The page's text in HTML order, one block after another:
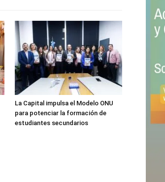
La Capital impulsa el Modelo ONU
para potenciar la formación de
estudiantes secundarios